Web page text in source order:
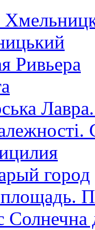
Ривьера
город
Солнечна